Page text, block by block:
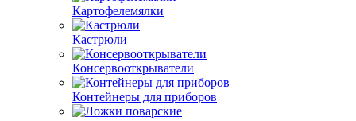
Картофелемялки
Кастрюли
Консервооткрыватели
Контейнеры для приборов